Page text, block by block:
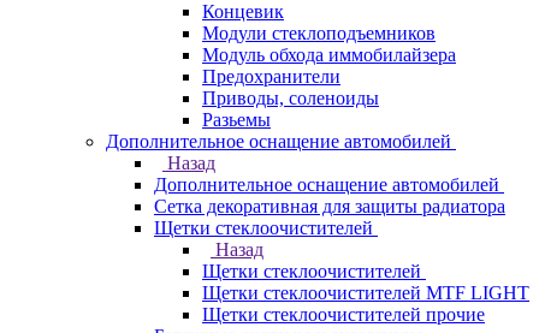
Концевик
Модули стеклоподъемников
Модуль обхода иммобилайзера
Предохранители
Приводы, соленоиды
Разьемы
Дополнительное оснащение автомобилей
Назад
Дополнительное оснащение автомобилей
Сетка декоративная для защиты радиатора
Щетки стеклоочистителей
Назад
Щетки стеклоочистителей
Щетки стеклоочистителей MTF LIGHT
Щетки стеклоочистителей прочие